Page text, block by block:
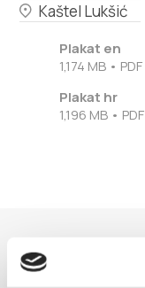
es
Kaštel Lukšić
Plakat en
1,174 MB • PDF
Plakat hr
1,196 MB • PDF
EVENTOS